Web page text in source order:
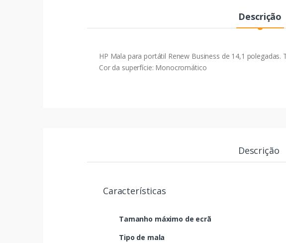
Descrição
HP Mala para portátil Renew Business de 14,1
Cor da superfície: Monocromático
Descrição
Características
Tamanho máximo de ecrã
Tipo de mala